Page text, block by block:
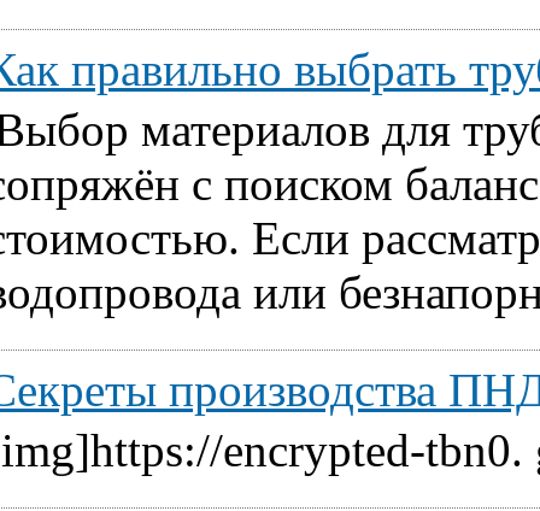
правильно выбрать
материалов для
с поиском
Если
или
производства
encrypted-tbn0.